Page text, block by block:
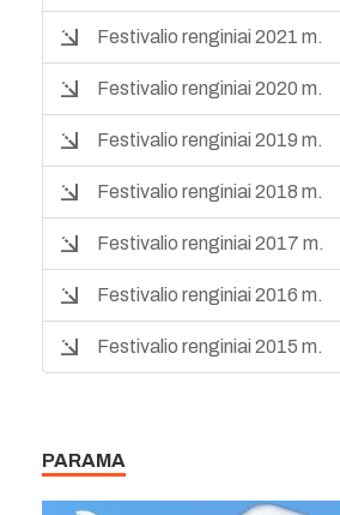
Festivalio renginiai 2021 m.
Festivalio renginiai 2020 m.
Festivalio renginiai 2019 m.
Festivalio renginiai 2018 m.
Festivalio renginiai 2017 m.
Festivalio renginiai 2016 m.
Festivalio renginiai 2015 m.
PARAMA